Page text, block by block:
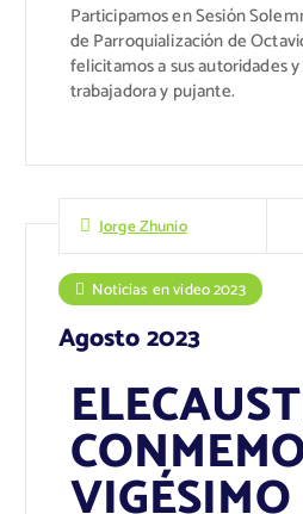
Participamos en Sesión
de Parroquialización de
felicitamos a sus autoridades
trabajadora y pujante.
Jorge Zhunio
Noticias en video 2023
Agosto 2023